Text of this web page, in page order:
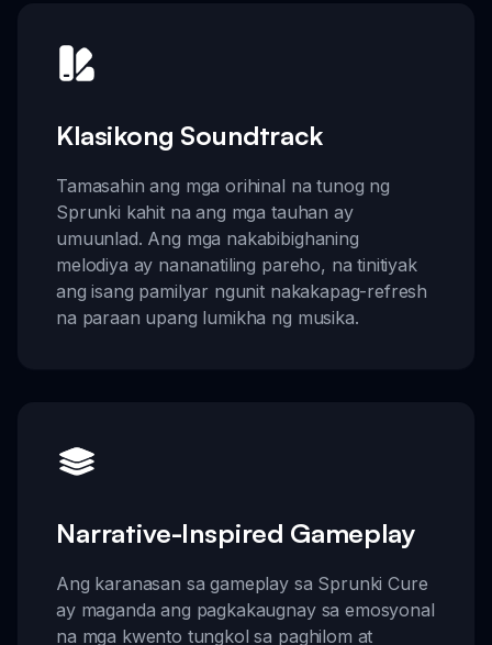
Klasikong Soundtrack
Tamasahin ang mga orihinal na tunog ng
Sprunki kahit na ang mga tauhan ay
umuunlad. Ang mga nakabibighaning
melodiya ay nananatiling pareho, na tinitiyak
ang isang pamilyar ngunit nakakapag-refresh
na paraan upang lumikha ng musika.
Narrative-Inspired Gameplay
Ang karanasan sa gameplay sa Sprunki Cure
ay maganda ang pagkakaugnay sa emosyonal
na mga kwento tungkol sa paghilom at